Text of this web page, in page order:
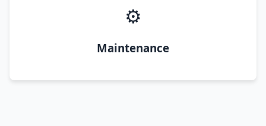
⚙️
Maintenance